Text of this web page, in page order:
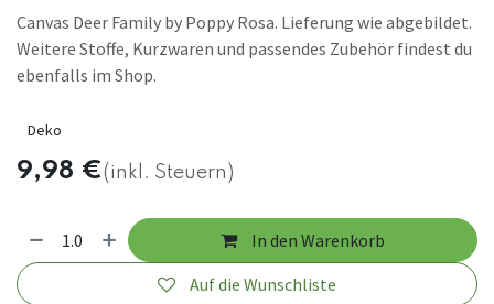
Canvas Deer Family by Poppy Rosa. Lieferung wie abgebildet.
Weitere Stoffe, Kurzwaren und passendes Zubehör findest du
ebenfalls im Shop.
Deko
9,98 €(inkl. Steuern)
In den Warenkorb
Auf die Wunschliste